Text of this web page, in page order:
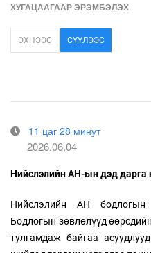
ХУГАЦААГААР ЭРЭМБЭЛЭХ
ЭХНЭЭС СҮҮЛЭЭС
11 цаг 28 минут
2026.06.04
Нийслэлийн АН-ын дэд дарга
Нийслэлийн АН бодлогын
Бодлогын зөвлөлүүд
тулгамдаж байгаа